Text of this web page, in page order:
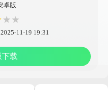
卓版
11-19 19:31
下载